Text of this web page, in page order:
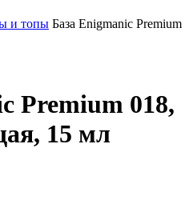
и топы База Enigmanic Premium
Premium 018,
15 мл